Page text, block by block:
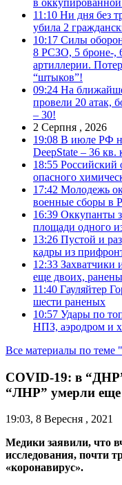
11:10 Ни дня без
убила 2
10:17 Силы
8 РСЗО, 5 броне-,
артиллерии.
“штыков”!
09:24 На
провели 20 атак,
– 30!
2 Серпня , 2026
19:08 В июле РФ
DeepState – 36 кв.
18:55 Российский
опасного
17:42 Молодежь
военные сборы в
16:39 Оккупанты
площади одного
13:26 Пустой и
кадры из
12:33 Захватчики
еще двоих,
11:40 Гауляйтер
шести раненых
10:57 Удары по
НПЗ, аэродром и
Все материалы по теме
COVID-19: в
“ЛНР” умерли еще
19:03, 8 Вересня , 2021
Медики заявили, что
исследования, почти
«коронавирус».